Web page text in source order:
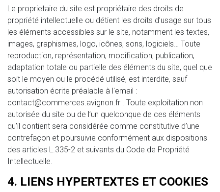
Le proprietaire du site est propriétaire des droits de
propriété intellectuelle ou détient les droits d’usage sur tous
les éléments accessibles sur le site, notamment les textes,
images, graphismes, logo, icônes, sons, logiciels… Toute
reproduction, représentation, modification, publication,
adaptation totale ou partielle des éléments du site, quel que
soit le moyen ou le procédé utilisé, est interdite, sauf
autorisation écrite préalable à l'email :
contact@commerces.avignon.fr . Toute exploitation non
autorisée du site ou de l’un quelconque de ces éléments
qu’il contient sera considérée comme constitutive d’une
contrefaçon et poursuivie conformément aux dispositions
des articles L.335-2 et suivants du Code de Propriété
Intellectuelle.
4. LIENS HYPERTEXTES ET COOKIES